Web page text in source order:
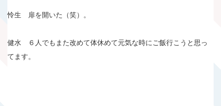
怜生 扉を開いた（笑）。
健水 ６人でもまた改めて体休めて元気な時にご飯行こうと思っ
てます。